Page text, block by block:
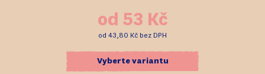
od 53 Kč
od 43,80 Kč bez DPH
Vyberte variantu